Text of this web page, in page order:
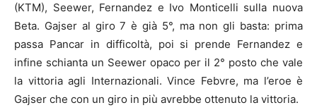
(KTM), Seewer, Fernandez e Ivo Monticelli sulla nuova
Beta. Gajser al giro 7 è già 5°, ma non gli basta: prima
passa Pancar in difficoltà, poi si prende Fernandez e
infine schianta un Seewer opaco per il 2° posto che vale
la vittoria agli Internazionali. Vince Febvre, ma l’eroe è
Gajser che con un giro in più avrebbe ottenuto la vittoria.